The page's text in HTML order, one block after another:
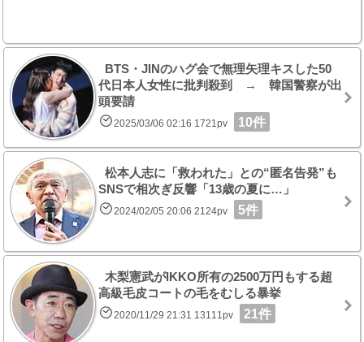
BTS・JINのハグ会で無理矢理キスした50
代日本人女性に批判殺到 → 韓国警察が出
頭要請
2025/03/06 02:16 1721pv 10件
松本人志に「救われた」との“匿名告発”も
SNSで相次ぎ反響「13歳の夏に…」
2024/02/05 20:06 2124pv 5件
木梨憲武がIKKO所有の2500万円もする超
高級毛皮コートの毛をむしる暴挙
2020/11/29 21:31 13111pv 21件